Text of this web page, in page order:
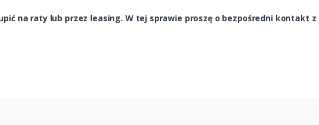
na raty lub przez leasing. W tej sprawie proszę o bezpośredni kontakt z